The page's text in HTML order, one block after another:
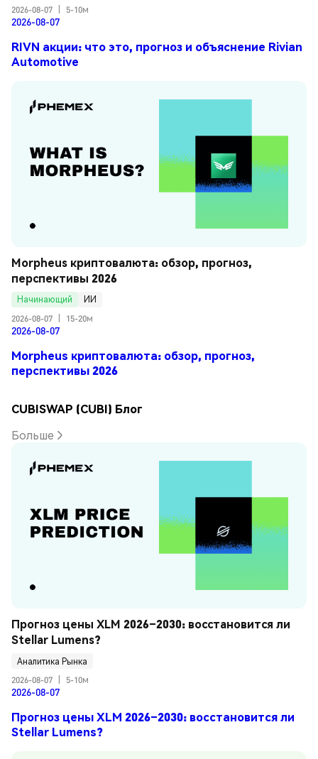
2026-08-07
5-10м
2026-08-07
RIVN акции: что это, прогноз и объяснение Rivian
Automotive
Morpheus криптовалюта: обзор, прогноз,
перспективы 2026
Начинающий
ИИ
2026-08-07
15-20м
2026-08-07
Morpheus криптовалюта: обзор, прогноз,
перспективы 2026
CUBISWAP (CUBI) Блог
Больше
Прогноз цены XLM 2026–2030: восстановится ли
Stellar Lumens?
Аналитика Рынка
2026-08-07
5-10м
2026-08-07
Прогноз цены XLM 2026–2030: восстановится ли
Stellar Lumens?